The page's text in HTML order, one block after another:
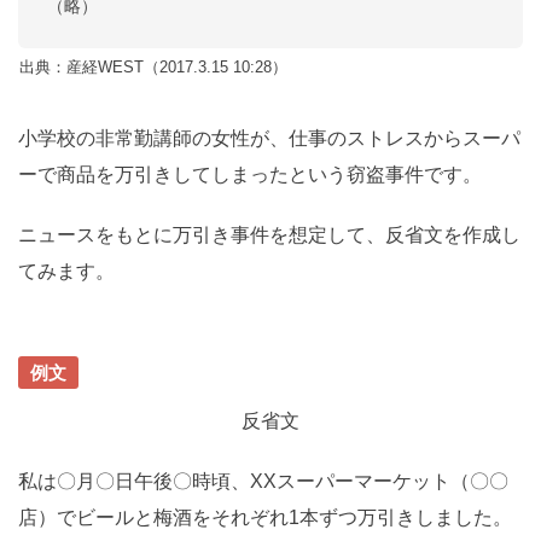
（略）
出典：産経WEST（2017.3.15 10:28）
小学校の非常勤講師の女性が、仕事のストレスからスーパ
ーで商品を万引きしてしまったという窃盗事件です。
ニュースをもとに万引き事件を想定して、反省文を作成し
てみます。
例文
反省文
私は〇月〇日午後〇時頃、XXスーパーマーケット（〇〇
店）でビールと梅酒をそれぞれ1本ずつ万引きしました。